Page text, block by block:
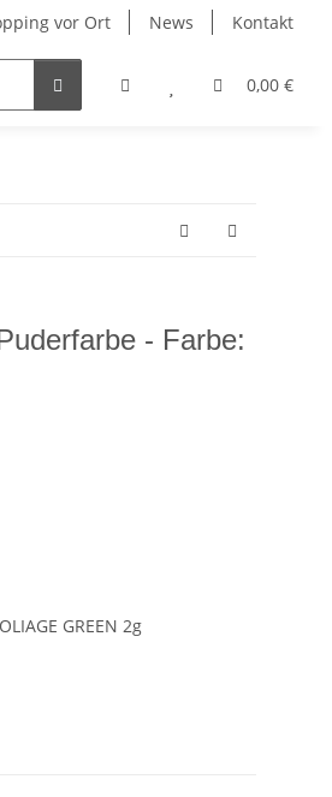
vor Ort News Kontakt
0,00 €
- Farbe:
GREEN 2g